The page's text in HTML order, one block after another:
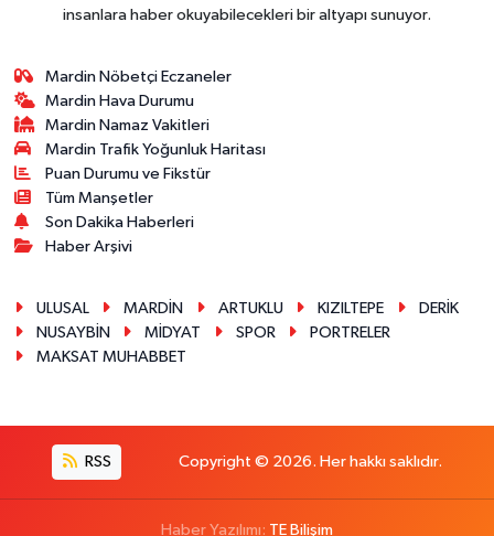
insanlara haber okuyabilecekleri bir altyapı sunuyor.
Mardin Nöbetçi Eczaneler
Mardin Hava Durumu
Mardin Namaz Vakitleri
Mardin Trafik Yoğunluk Haritası
Puan Durumu ve Fikstür
Tüm Manşetler
Son Dakika Haberleri
Haber Arşivi
ULUSAL MARDİN ARTUKLU KIZILTEPE
DERİK
NUSAYBİN
MİDYAT SPOR
PORTRELER
MAKSAT MUHABBET
RSS Copyright © 2026. Her hakkı saklıdır.
Haber Yazılımı: TE Bilişim